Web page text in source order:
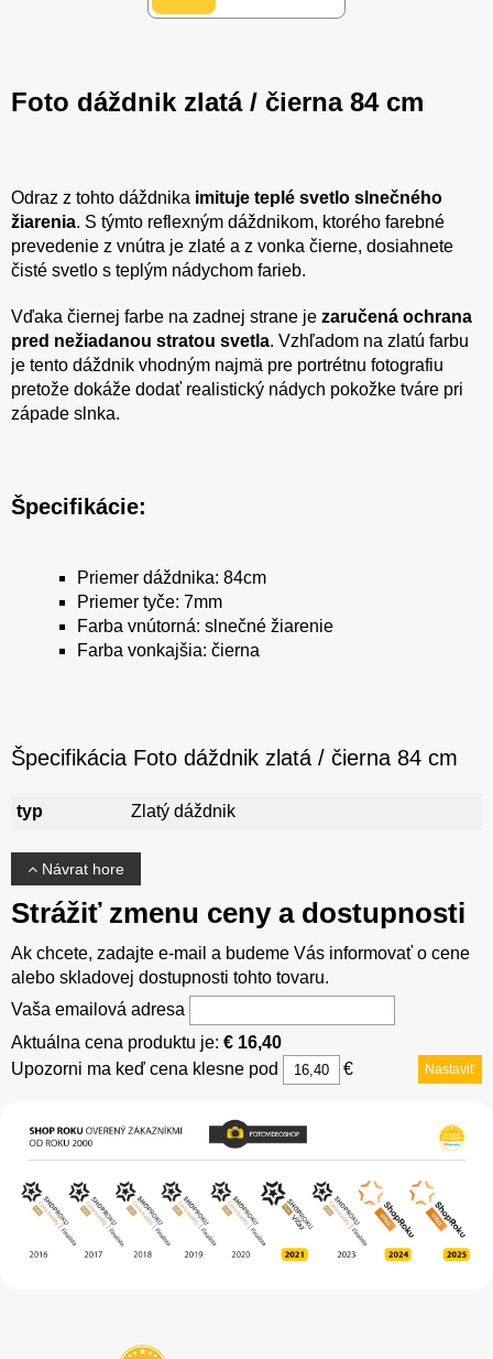
Foto dáždnik zlatá / čierna 84 cm
Odraz z tohto dáždnika imituje teplé svetlo slnečného
žiarenia. S týmto reflexným dáždnikom, ktorého farebné
prevedenie z vnútra je zlaté a z vonka čierne, dosiahnete
čisté svetlo s teplým nádychom farieb.
Vďaka čiernej farbe na zadnej strane je zaručená ochrana
pred nežiadanou stratou svetla. Vzhľadom na zlatú farbu
je tento dáždnik vhodným najmä pre portrétnu fotografiu
pretože dokáže dodať realistický nádych pokožke tváre pri
západe slnka.
Špecifikácie:
Priemer dáždnika: 84cm
Priemer tyče: 7mm
Farba vnútorná: slnečné žiarenie
Farba vonkajšia: čierna
Špecifikácia Foto dáždnik zlatá / čierna 84 cm
typ Zlatý dáždnik
Návrat hore
Strážiť zmenu ceny a dostupnosti
Ak chcete, zadajte e-mail a budeme Vás informovať o cene
alebo skladovej dostupnosti tohto tovaru.
Vaša emailová adresa
Aktuálna cena produktu je: € 16,40
Upozorni ma keď cena klesne pod
€ Nastaviť